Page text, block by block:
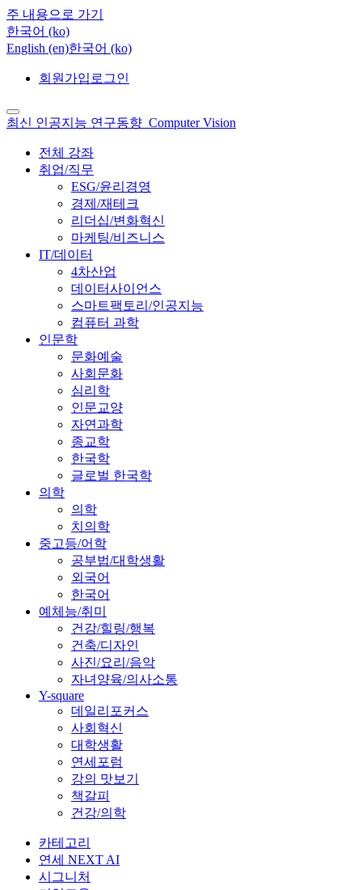
주 내용으로 가기
한국어 ‎(ko)‎
English ‎(en)‎한국어 ‎(ko)‎
회원가입 로그인
최신 인공지능 연구동향_Computer Vision
전체 강좌
취업/직무
ESG/윤리경영
경제/재테크
리더십/변화혁신
마케팅/비즈니스
IT/데이터
4차산업
데이터사이언스
스마트팩토리/인공지능
컴퓨터 과학
인문학
문화예술
사회문화
심리학
인문교양
자연과학
종교학
한국학
글로벌 한국학
의학
의학
치의학
중고등/어학
공부법/대학생활
외국어
한국어
예체능/취미
건강/힐링/행복
건축/디자인
사진/요리/음악
자녀양육/의사소통
Y-square
데일리포커스
사회혁신
대학생활
연세포럼
강의 맛보기
책갈피
건강/의학
카테고리
연세 NEXT AI
시그니처